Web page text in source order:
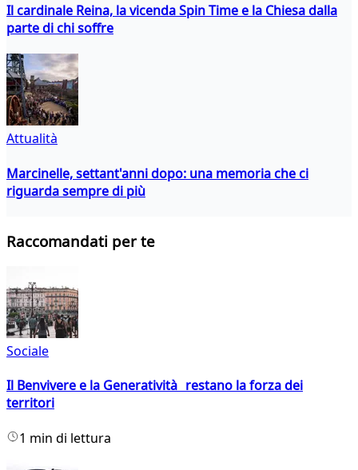
Il cardinale Reina, la vicenda Spin Time e la Chiesa dalla
parte di chi soffre
Attualità
Marcinelle, settant'anni dopo: una memoria che ci
riguarda sempre di più
Raccomandati per te
Sociale
Il Benvivere e la Generatività restano la forza dei
territori
1 min di lettura